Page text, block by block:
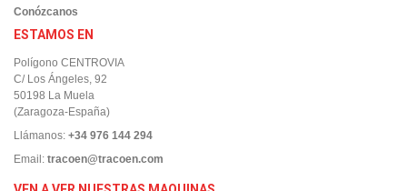
Conózcanos
ESTAMOS EN
Polígono CENTROVIA
C/ Los Ángeles, 92
50198 La Muela
(Zaragoza-España)
Llámanos: +34 976 144 294
Email: tracoen@tracoen.com